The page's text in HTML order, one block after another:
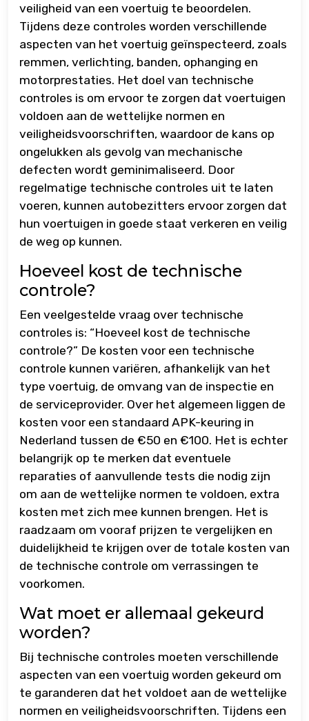
veiligheid van een voertuig te beoordelen.
Tijdens deze controles worden verschillende
aspecten van het voertuig geïnspecteerd, zoals
remmen, verlichting, banden, ophanging en
motorprestaties. Het doel van technische
controles is om ervoor te zorgen dat voertuigen
voldoen aan de wettelijke normen en
veiligheidsvoorschriften, waardoor de kans op
ongelukken als gevolg van mechanische
defecten wordt geminimaliseerd. Door
regelmatige technische controles uit te laten
voeren, kunnen autobezitters ervoor zorgen dat
hun voertuigen in goede staat verkeren en veilig
de weg op kunnen.
Hoeveel kost de technische
controle?
Een veelgestelde vraag over technische
controles is: “Hoeveel kost de technische
controle?” De kosten voor een technische
controle kunnen variëren, afhankelijk van het
type voertuig, de omvang van de inspectie en
de serviceprovider. Over het algemeen liggen de
kosten voor een standaard APK-keuring in
Nederland tussen de €50 en €100. Het is echter
belangrijk op te merken dat eventuele
reparaties of aanvullende tests die nodig zijn
om aan de wettelijke normen te voldoen, extra
kosten met zich mee kunnen brengen. Het is
raadzaam om vooraf prijzen te vergelijken en
duidelijkheid te krijgen over de totale kosten van
de technische controle om verrassingen te
voorkomen.
Wat moet er allemaal gekeurd
worden?
Bij technische controles moeten verschillende
aspecten van een voertuig worden gekeurd om
te garanderen dat het voldoet aan de wettelijke
normen en veiligheidsvoorschriften. Tijdens een